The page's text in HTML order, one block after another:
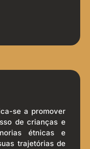
se a promover
de crianças e
étnicas e
trajetórias de